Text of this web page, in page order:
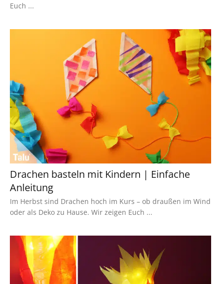
Euch ...
Drachen basteln mit Kindern | Einfache
Anleitung
Im Herbst sind Drachen hoch im Kurs – ob draußen im Wind
oder als Deko zu Hause. Wir zeigen Euch ...